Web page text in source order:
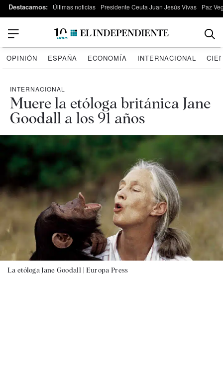
Destacamos: Últimas noticias Presidente Ceuta Juan Jesús Vivas Paz
OPINIÓN ESPAÑA ECONOMÍA INTERNACIONAL
INTERNACIONAL
Muere la etóloga británica Jane
Goodall a los 91 años
La etóloga Jane Goodall | Europa Press